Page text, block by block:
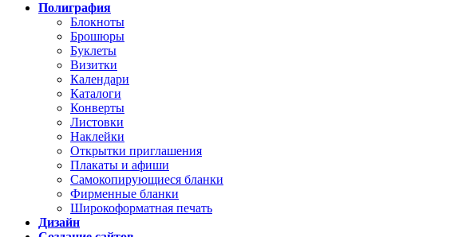
Полиграфия
Блокноты
Брошюры
Буклеты
Визитки
Календари
Каталоги
Конверты
Листовки
Наклейки
Открытки приглашения
Плакаты и афиши
Самокопирующиеся бланки
Фирменные бланки
Широкоформатная печать
Дизайн